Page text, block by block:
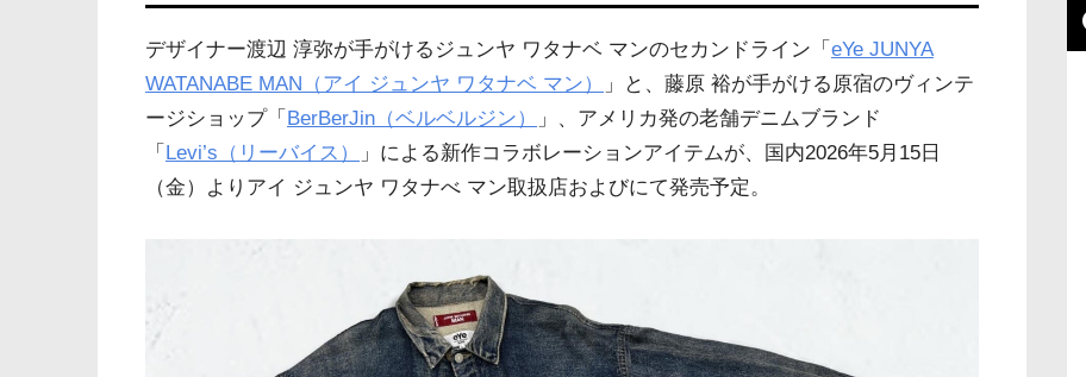
デザイナー渡辺 淳弥が手がけるジュンヤ ワタナベ マンのセカンドライン「 eYe JUNYA
WATANABE MAN（アイ ジュンヤ ワタナベ マン）
」と、藤原 裕が手がける原宿のヴィンテ
ージショップ「 BerBerJin（ベルベルジン）
」、アメリカ発の老舗デニムブランド
「 Levi’s（リーバイス）
」による新作コラボレーションアイテムが、国内2026年5月15日
（金）よりアイ ジュンヤ ワタナべ マン取扱店およびにて発売予定。